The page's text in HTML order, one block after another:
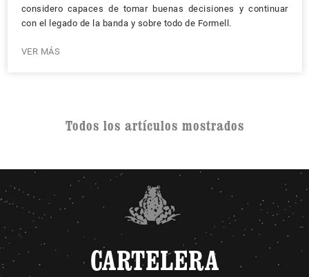
considero capaces de tomar buenas decisiones y continuar
con el legado de la banda y sobre todo de Formell.
VER MÁS
Todos los artículos mostrados
CARTELERA